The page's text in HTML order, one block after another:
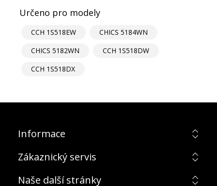
Určeno pro modely
CCH 1S518EW
CHICS 5184WN
CHICS 5182WN
CCH 1S518DW
CCH 1S518DX
Informace
Zákaznický servis
Naše další stránky